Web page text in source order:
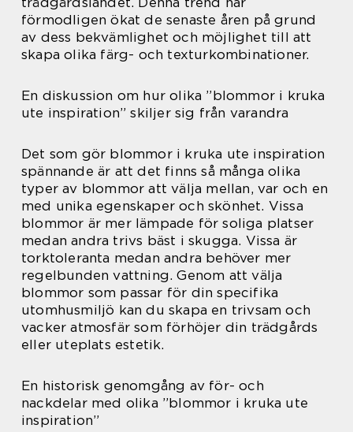
förmodligen ökat de senaste åren på grund
av dess bekvämlighet och möjlighet till att
skapa olika färg- och texturkombinationer.
En diskussion om hur olika ”blommor i kruka
ute inspiration” skiljer sig från varandra
Det som gör blommor i kruka ute inspiration
spännande är att det finns så många olika
typer av blommor att välja mellan, var och en
med unika egenskaper och skönhet. Vissa
blommor är mer lämpade för soliga platser
medan andra trivs bäst i skugga. Vissa är
torktoleranta medan andra behöver mer
regelbunden vattning. Genom att välja
blommor som passar för din specifika
utomhusmiljö kan du skapa en trivsam och
vacker atmosfär som förhöjer din trädgårds
eller uteplats estetik.
En historisk genomgång av för- och
nackdelar med olika ”blommor i kruka ute
inspiration”